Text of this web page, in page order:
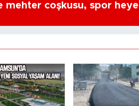
mehter coşkusu, spor